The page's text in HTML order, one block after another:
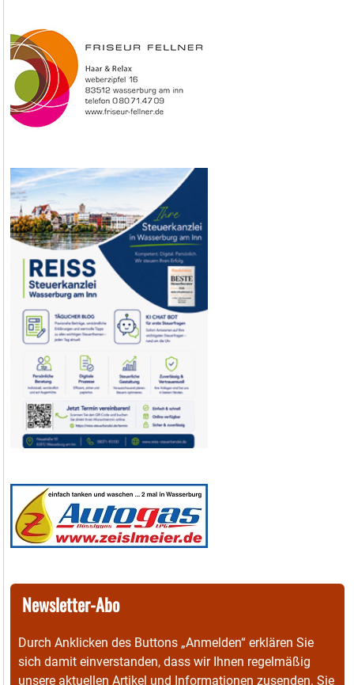
Newsletter-Abo
Durch Anklicken des Buttons „Anmelden“ erklären Sie
sich damit einverstanden, dass wir Ihnen regelmäßig
unsere aktuellen Artikel und Informationen zusenden. Sie